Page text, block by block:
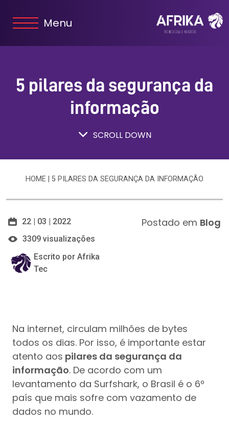
Menu
5 pilares da segurança da
informação
SCROLL DOWN
HOME 5 PILARES DA SEGURANÇA DA INFORMAÇÃO
22 | 03 | 2022
3309 visualizações
Escrito por Afrika
Tec
Postado em Blog
Na internet, circulam milhões de bytes
todos os dias. Por isso, é importante estar
atento aos pilares da segurança da
informação. De acordo com um
levantamento da Surfshark, o Brasil é o 6º
país que mais sofre com vazamento de
dados no mundo.